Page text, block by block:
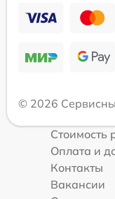
© 2026
Стоимость
Оплата и
Контакты
Вакансии